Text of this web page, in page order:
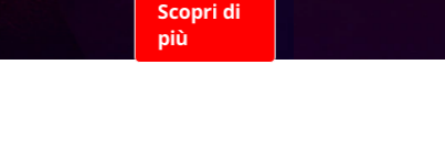
a